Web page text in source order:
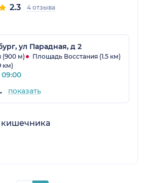
2.3 4 отзыва
ул Парадная, д 2
(900 м)
Площадь Восстания (1.5 км)
км)
00 показать
кишечника